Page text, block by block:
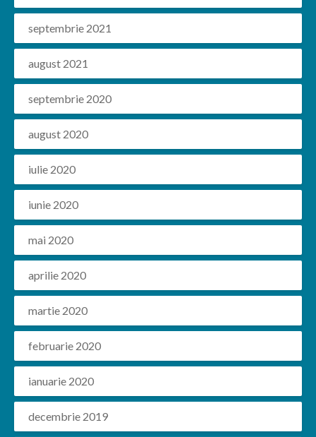
septembrie 2021
august 2021
septembrie 2020
august 2020
iulie 2020
iunie 2020
mai 2020
aprilie 2020
martie 2020
februarie 2020
ianuarie 2020
decembrie 2019